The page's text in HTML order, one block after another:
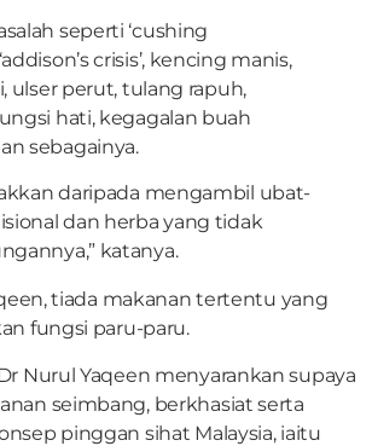
seperti ‘cushing
crisis’, kencing manis,
ulser perut, tulang rapuh,
hati, kegagalan buah
sebagainya.
daripada mengambil ubat-
dan herba yang tidak
katanya.
tiada makanan tertentu yang
fungsi paru-paru.
Nurul Yaqeen menyarankan supaya
seimbang, berkhasiat serta
pinggan sihat Malaysia, iaitu